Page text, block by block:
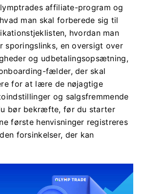
affiliate-program og
man skal forberede sig til
hvordan man
sporingslinks, en oversigt over
og udbetalingsopsætning,
fælder, der skal
for at lære de nøjagtige
og salgsfremmende
bør bekræfte, før du starter
første henvisninger registreres
forsinkelser, der kan